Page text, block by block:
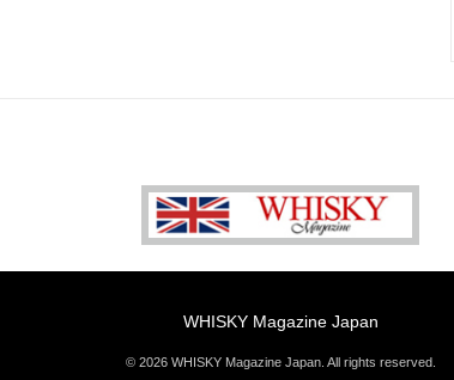
WHISKY Magazine Japan
© 2026 WHISKY Magazine Japan. All rights reserved.